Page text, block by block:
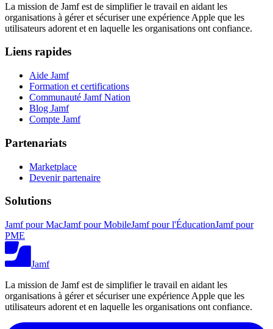
La mission de Jamf est de simplifier le travail en aidant les
organisations à gérer et sécuriser une expérience Apple que les
utilisateurs adorent et en laquelle les organisations ont confiance.
Liens rapides
Aide Jamf
Formation et certifications
Communauté Jamf Nation
Blog Jamf
Compte Jamf
Partenariats
Marketplace
Devenir partenaire
Solutions
Jamf pour MacJamf pour MobileJamf pour l'ÉducationJamf pour
PME
Jamf
La mission de Jamf est de simplifier le travail en aidant les
organisations à gérer et sécuriser une expérience Apple que les
utilisateurs adorent et en laquelle les organisations ont confiance.